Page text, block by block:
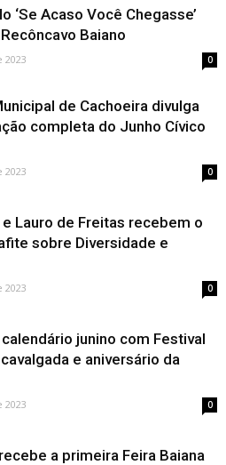
‘Se Acaso Você Chegasse’
Baiano
2023 0
de Cachoeira divulga
completa do Junho Cívico
2023 0
e Lauro de Freitas recebem o
sobre Diversidade e
2023 0
junino com Festival
e aniversário da
2023 0
a primeira Feira Baiana